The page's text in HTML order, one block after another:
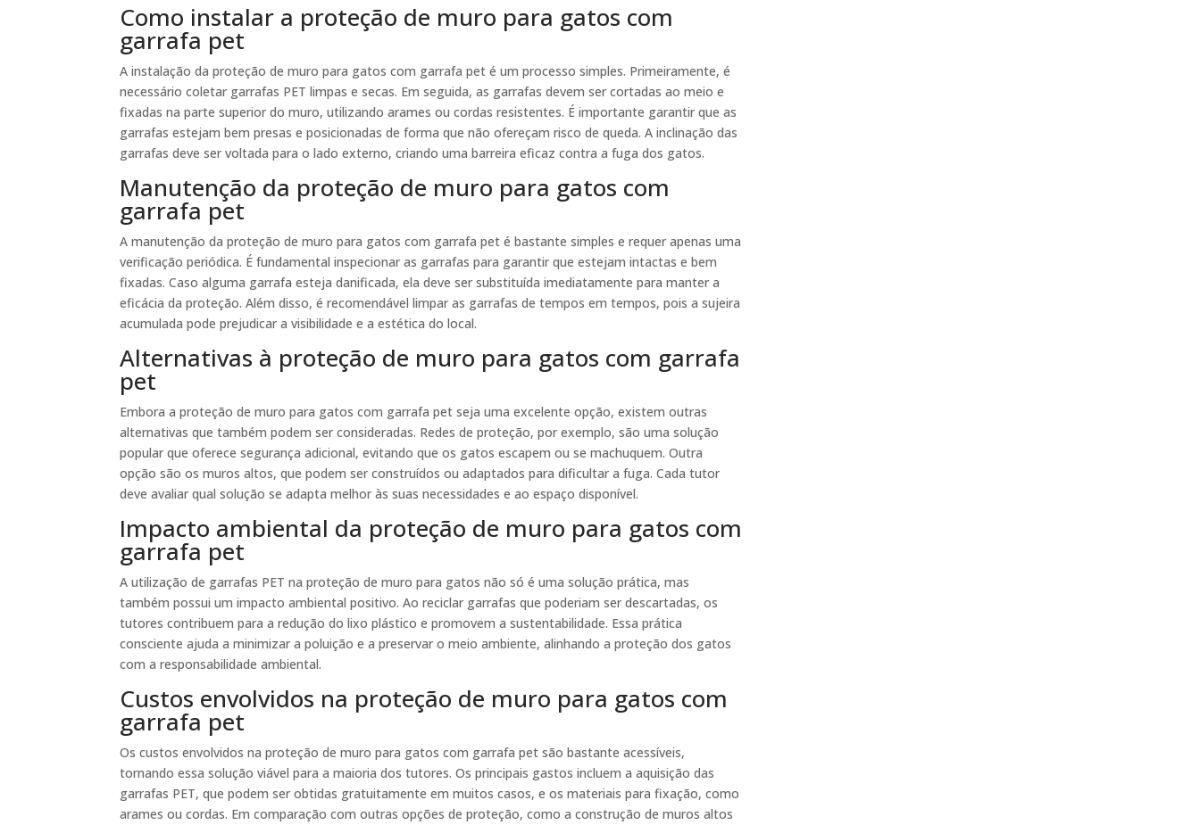
Como instalar a proteção de muro para gatos com
garrafa pet
A instalação da proteção de muro para gatos com garrafa pet é um processo simples. Primeiramente, é
necessário coletar garrafas PET limpas e secas. Em seguida, as garrafas devem ser cortadas ao meio e
fixadas na parte superior do muro, utilizando arames ou cordas resistentes. É importante garantir que as
garrafas estejam bem presas e posicionadas de forma que não ofereçam risco de queda. A inclinação das
garrafas deve ser voltada para o lado externo, criando uma barreira eficaz contra a fuga dos gatos.
Manutenção da proteção de muro para gatos com
garrafa pet
A manutenção da proteção de muro para gatos com garrafa pet é bastante simples e requer apenas uma
verificação periódica. É fundamental inspecionar as garrafas para garantir que estejam intactas e bem
fixadas. Caso alguma garrafa esteja danificada, ela deve ser substituída imediatamente para manter a
eficácia da proteção. Além disso, é recomendável limpar as garrafas de tempos em tempos, pois a sujeira
acumulada pode prejudicar a visibilidade e a estética do local.
Alternativas à proteção de muro para gatos com garrafa
pet
Embora a proteção de muro para gatos com garrafa pet seja uma excelente opção, existem outras
alternativas que também podem ser consideradas. Redes de proteção, por exemplo, são uma solução
popular que oferece segurança adicional, evitando que os gatos escapem ou se machuquem. Outra
opção são os muros altos, que podem ser construídos ou adaptados para dificultar a fuga. Cada tutor
deve avaliar qual solução se adapta melhor às suas necessidades e ao espaço disponível.
Impacto ambiental da proteção de muro para gatos com
garrafa pet
A utilização de garrafas PET na proteção de muro para gatos não só é uma solução prática, mas
também possui um impacto ambiental positivo. Ao reciclar garrafas que poderiam ser descartadas, os
tutores contribuem para a redução do lixo plástico e promovem a sustentabilidade. Essa prática
consciente ajuda a minimizar a poluição e a preservar o meio ambiente, alinhando a proteção dos gatos
com a responsabilidade ambiental.
Custos envolvidos na proteção de muro para gatos com
garrafa pet
Os custos envolvidos na proteção de muro para gatos com garrafa pet são bastante acessíveis,
tornando essa solução viável para a maioria dos tutores. Os principais gastos incluem a aquisição das
garrafas PET, que podem ser obtidas gratuitamente em muitos casos, e os materiais para fixação, como
arames ou cordas. Em comparação com outras opções de proteção, como a construção de muros altos